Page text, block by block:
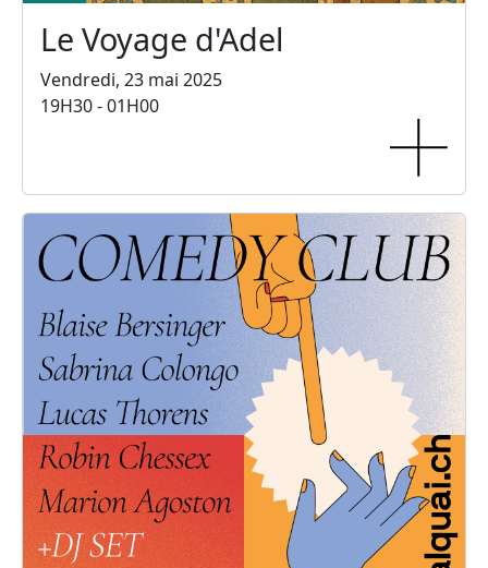
Le Voyage d'Adel
Vendredi, 23 mai 2025
19H30 - 01H00